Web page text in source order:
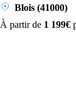
Blois (41000)
À partir de 1 199€